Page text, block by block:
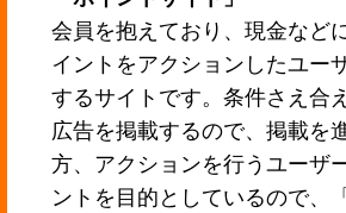
会員を抱えており、現金など
イントをアクションしたユー
するサイトです。条件さえ合
広告を掲載するので、掲載を
方、アクションを行うユーザ
ントを目的としているので、